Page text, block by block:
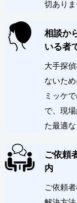
切ありま
相談か
いる者
大手探
ないた
ミッケ
で、現
た最適
ご依頼
内
ご依頼